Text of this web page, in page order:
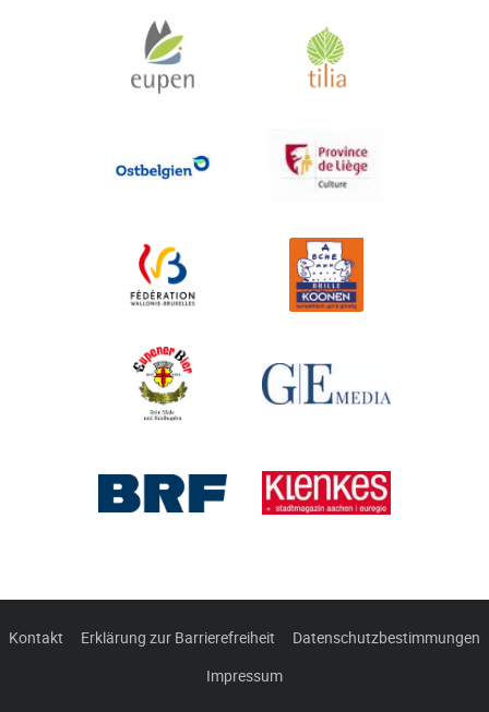
Kontakt Erklärung zur Barrierefreiheit
Datenschutzbestimmungen
Impressum